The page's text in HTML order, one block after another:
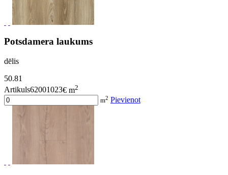
Potsdamera laukums
dēlis
50.81
Artikuls62001023€ m2
m2 Pievienot